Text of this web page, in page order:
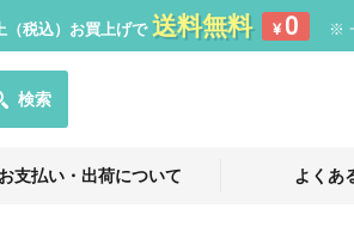
税込）お買上げで送料無料 ¥ 0 ※
検索
お支払い・出荷について よくあ